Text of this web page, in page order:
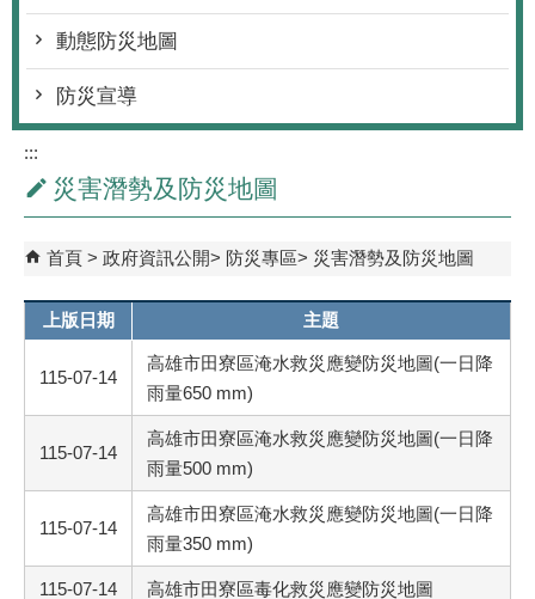
動態防災地圖
防災宣導
:::
災害潛勢及防災地圖
首頁 政府資訊公開 防災專區 災害潛勢及防災地圖
上版日期 主題
115-07-14
高雄市田寮區淹水救災應變防災地圖(一日降
雨量650 mm)
115-07-14
高雄市田寮區淹水救災應變防災地圖(一日降
雨量500 mm)
115-07-14
高雄市田寮區淹水救災應變防災地圖(一日降
雨量350 mm)
115-07-14 高雄市田寮區毒化救災應變防災地圖